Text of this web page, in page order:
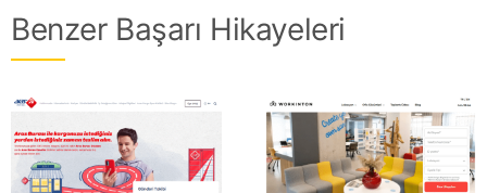
Benzer Başarı Hikayeleri